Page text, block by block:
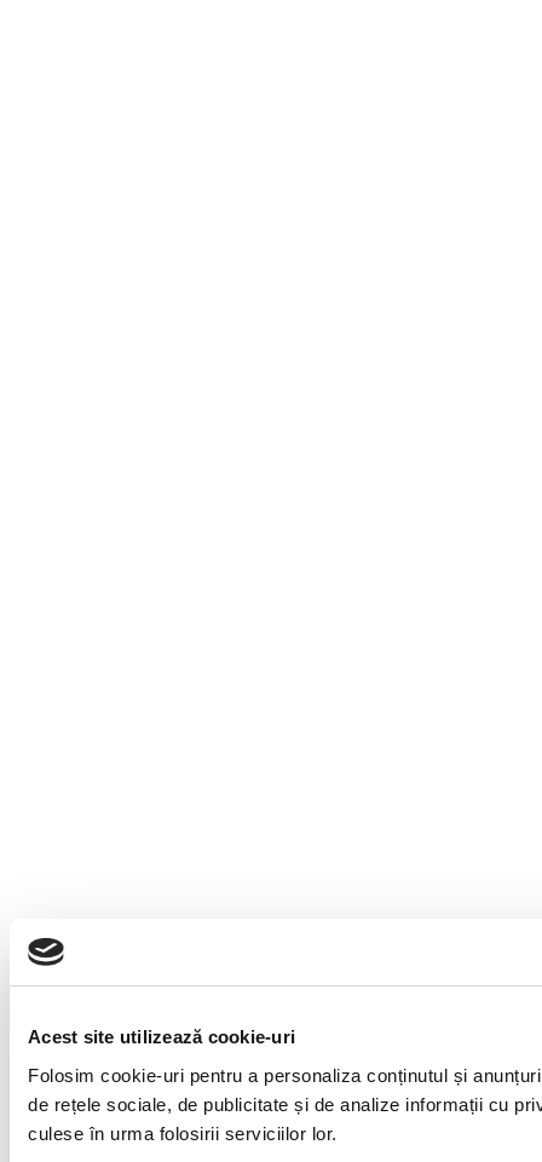
Acest site utilizează cookie-uri
Folosim cookie-uri pentru a personaliza conținutul și
de rețele sociale, de publicitate și de analize informații cu
culese în urma folosirii serviciilor lor.